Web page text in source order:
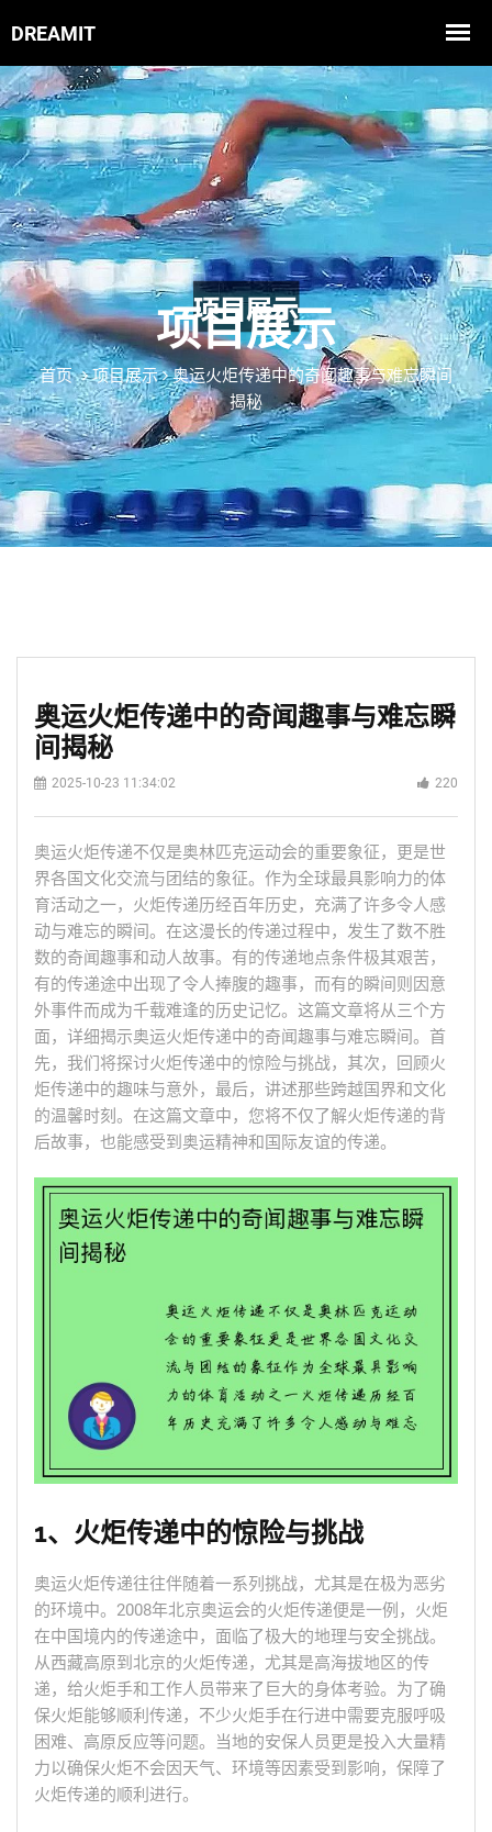
项目展示
首页 项目展示
奥运火炬传递中的奇闻趣事与难忘瞬间
揭秘
奥运火炬传递中的奇闻趣事与难忘瞬
间揭秘
2025-10-23 11:34:02 220
奥运火炬传递不仅是奥林匹克运动会的重要象征，更是世
界各国文化交流与团结的象征。作为全球最具影响力的体
育活动之一，火炬传递历经百年历史，充满了许多令人感
动与难忘的瞬间。在这漫长的传递过程中，发生了数不胜
数的奇闻趣事和动人故事。有的传递地点条件极其艰苦，
有的传递途中出现了令人捧腹的趣事，而有的瞬间则因意
外事件而成为千载难逢的历史记忆。这篇文章将从三个方
面，详细揭示奥运火炬传递中的奇闻趣事与难忘瞬间。首
先，我们将探讨火炬传递中的惊险与挑战，其次，回顾火
炬传递中的趣味与意外，最后，讲述那些跨越国界和文化
的温馨时刻。在这篇文章中，您将不仅了解火炬传递的背
后故事，也能感受到奥运精神和国际友谊的传递。
1、火炬传递中的惊险与挑战
奥运火炬传递往往伴随着一系列挑战，尤其是在极为恶劣
的环境中。2008年北京奥运会的火炬传递便是一例，火炬
在中国境内的传递途中，面临了极大的地理与安全挑战。
从西藏高原到北京的火炬传递，尤其是高海拔地区的传
递，给火炬手和工作人员带来了巨大的身体考验。为了确
保火炬能够顺利传递，不少火炬手在行进中需要克服呼吸
困难、高原反应等问题。当地的安保人员更是投入大量精
力以确保火炬不会因天气、环境等因素受到影响，保障了
火炬传递的顺利进行。